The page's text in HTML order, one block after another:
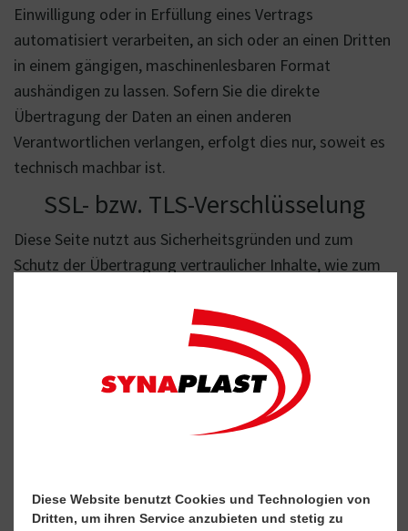
Einwilligung oder in Erfüllung eines Vertrags
automatisiert verarbeiten, an sich oder an einen Dritten
in einem gängigen, maschinenlesbaren Format
aushändigen zu lassen. Sofern Sie die direkte
Übertragung der Daten an einen anderen
Verantwortlichen verlangen, erfolgt dies nur, soweit es
technisch machbar ist.
SSL- bzw. TLS-Verschlüsselung
Diese Seite nutzt aus Sicherheitsgründen und zum
Schutz der Übertragung vertraulicher Inhalte, wie zum
Seitenbetreiber senden, eine SSL- bzw.
TLSVerschlüsselung. Eine verschlüsselte Verbindung
erkennen Sie daran, dass die Adresszeile des Browsers
von „http://“ auf „https://“ wechselt und an dem
Schloss-Symbol in Ihrer Browserzeile. Wenn die SSL-
mitgelesen werden.
Diese Website benutzt Cookies und Technologien von
Dritten, um ihren Service anzubieten und stetig zu